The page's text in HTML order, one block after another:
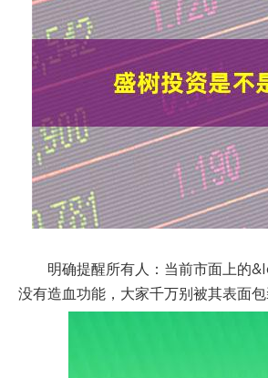
明确提醒所有人：当前市面上的
没有造血功能，大家千万别被其表面